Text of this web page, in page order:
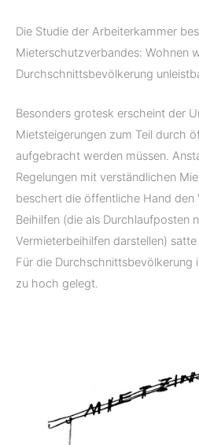
Die Studie der Arbeiterkammer
Mieterschutzverbandes: Wohnen
Durchschnittsbevölkerung
Besonders grotesk erscheint der
Mietsteigerungen zum Teil durch
aufgebracht werden müssen.
Regelungen mit verständlichen
beschert die öffentliche Hand den
Beihilfen (die als Durchlaufposten
Vermieterbeihilfen darstellen)
Für die Durchschnittsbevölkerung
zu hoch gelegt.